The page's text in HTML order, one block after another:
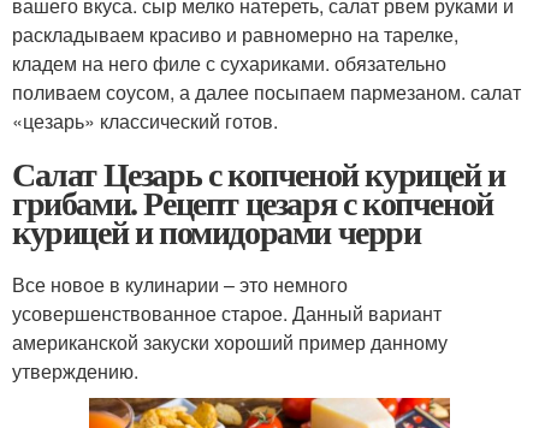
раскладываем красиво и равномерно на тарелке,
кладем на него филе с сухариками. обязательно
поливаем соусом, а далее посыпаем пармезаном. салат
«цезарь» классический готов.
Салат Цезарь с копченой курицей и
грибами. Рецепт цезаря с копченой
курицей и помидорами черри
Все новое в кулинарии – это немного
усовершенствованное старое. Данный вариант
американской закуски хороший пример данному
утверждению.